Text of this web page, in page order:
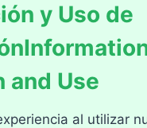
y Uso de
and Use
al utilizar